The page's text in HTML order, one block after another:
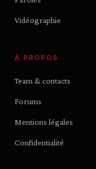
Vidéographie
À PROPOS
Team & contacts
Forums
Mentions légales
Confidentialité